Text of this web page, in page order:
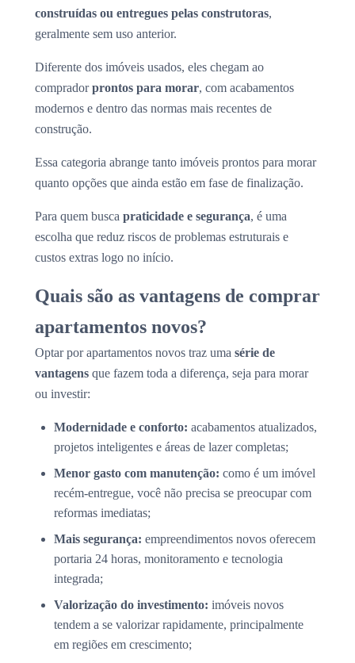
construídas ou entregues pelas construtoras,
geralmente sem uso anterior.
Diferente dos imóveis usados, eles chegam ao
compradorprontos para morar, com acabamentos
modernos e dentro das normas mais recentes de
construção.
Essa categoria abrange tanto imóveis prontos para morar
quanto opções que ainda estão em fase de finalização.
Para quem busca praticidade e segurança, é uma
escolha que reduz riscos de problemas estruturais e
custos extras logo no início.
Quais são as vantagens de comprar
apartamentos novos?
Optar por apartamentos novos traz uma série de
vantagens que fazem toda a diferença, seja para morar
ou investir:
Modernidade e conforto: acabamentos atualizados,
projetos inteligentes e áreas de lazer completas;
Menor gasto com manutenção: como é um imóvel
recém-entregue, você não precisa se preocupar com
reformas imediatas;
Mais segurança: empreendimentos novos oferecem
portaria 24 horas, monitoramento e tecnologia
integrada;
Valorização do investimento: imóveis novos
tendem a se valorizar rapidamente, principalmente
em regiões em crescimento;